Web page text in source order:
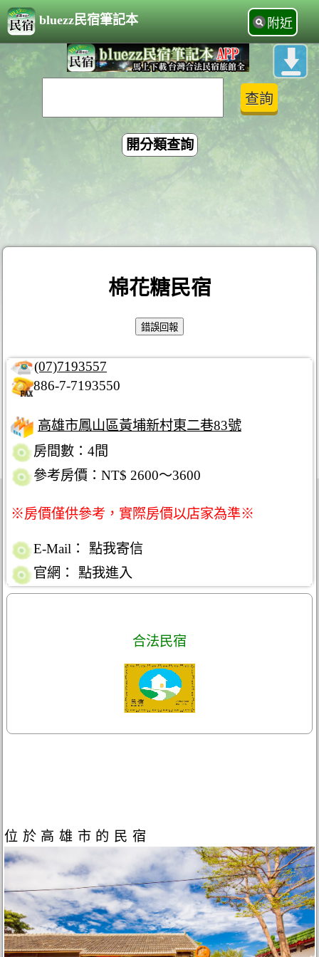
bluezz民宿筆記本 附近
開分類查詢
棉花糖民宿
(07)7193557
886-7-7193550
高雄市鳳山區黃埔新村東二巷83號
房間數：4間
參考房價：NT$ 2600～3600
※房價僅供參考，實際房價以店家為準※
E-Mail：
點我寄信
官網：
點我進入
合法民宿
位於高雄市的民宿